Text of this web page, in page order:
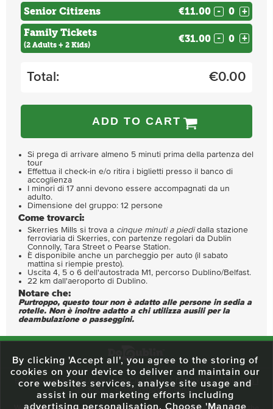
Senior Citizens €11.00 - +
Family Tickets
(2 Adults + 2 Kids)
€31.00 - +
Total: €0.00
ADD TO CART
Si prega di arrivare almeno 5 minuti prima della partenza del
tour
Effettua il check-in e/o ritira i biglietti presso il banco di
accoglienza
I minori di 17 anni devono essere accompagnati da un
adulto.
Dimensione del gruppo: 12 persone
Come trovarci:
Skerries Mills si trova a cinque minuti a piedidalla stazione
ferroviaria di Skerries, con partenze regolari da Dublin
Connolly, Tara Street o Pearse Station.
È disponibile anche un parcheggio per auto (il sabato
mattina si riempie presto).
Uscita 4, 5 o 6 dell'autostrada M1, percorso Dublino/Belfast.
22 km dall'aeroporto di Dublino.
Notare che:
Purtroppo, questo tour non è adatto alle persone in sedia a
rotelle. Non è inoltre adatto a chi utilizza ausili per la
deambulazione o passeggini.
59 O'Connell Street Upper, North City, Dublin 1, D01 RX04 Call:+353 1
703 3024
Email: info@dodublin.ie
By clicking 'Accept all', you agree to the storing of
cookies on your device to deliver and maintain our
core websites services, analyse site usage and
assist in our marketing efforts including
advertising personalisation. Choose 'Manage